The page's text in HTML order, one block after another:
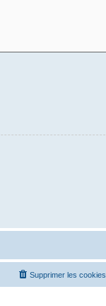
Supprimer les cookies